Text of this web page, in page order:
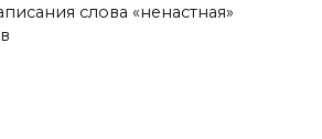
слова «ненастная»